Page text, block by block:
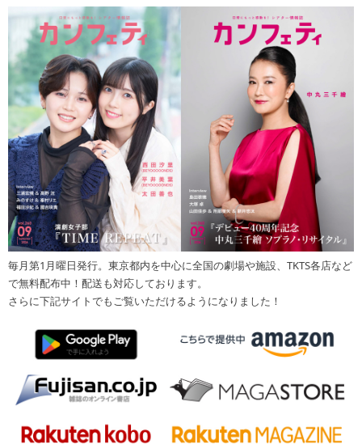
毎月第1月曜日発行。東京都内を中心に全国の劇場や施設、TKTS各店など
で無料配布中！配送も対応しております。
さらに下記サイトでもご覧いただけるようになりました！